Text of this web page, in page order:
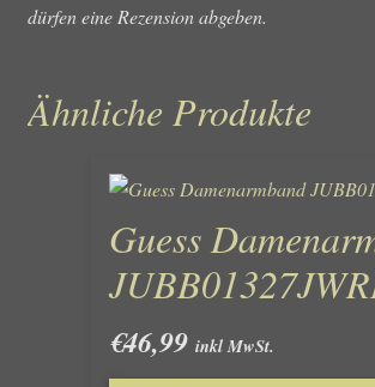
dürfen eine Rezension abgeben.
Ähnliche Produkte
Guess
€46,99 inkl MwSt.